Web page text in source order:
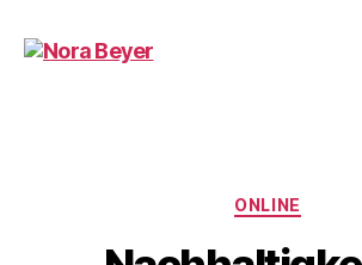
Kategorien
ONLINE